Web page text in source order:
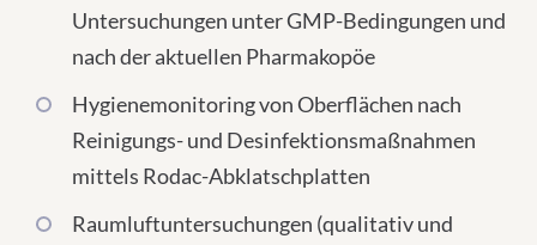
Untersuchungen unter GMP-Bedingungen und
nach der aktuellen Pharmakopöe
Hygienemonitoring von Oberflächen nach
Reinigungs- und Desinfektionsmaßnahmen
mittels Rodac-Abklatschplatten
Raumluftuntersuchungen (qualitativ und